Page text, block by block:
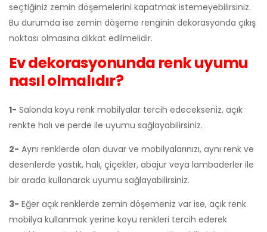
seçtiğiniz zemin döşemelerini kapatmak istemeyebilirsiniz.
Bu durumda ise zemin döşeme renginin dekorasyonda çıkış
noktası olmasına dikkat edilmelidir.
Ev dekorasyonunda renk uyumu
nasıl olmalıdır?
1- Salonda koyu renk mobilyalar tercih edecekseniz, açık
renkte halı ve perde ile uyumu sağlayabilirsiniz.
2- Aynı renklerde olan duvar ve mobilyalarınızı, aynı renk ve
desenlerde yastık, halı, çiçekler, abajur veya lambaderler ile
bir arada kullanarak uyumu sağlayabilirsiniz.
3- Eğer açık renklerde zemin döşemeniz var ise, açık renk
mobilya kullanmak yerine koyu renkleri tercih ederek